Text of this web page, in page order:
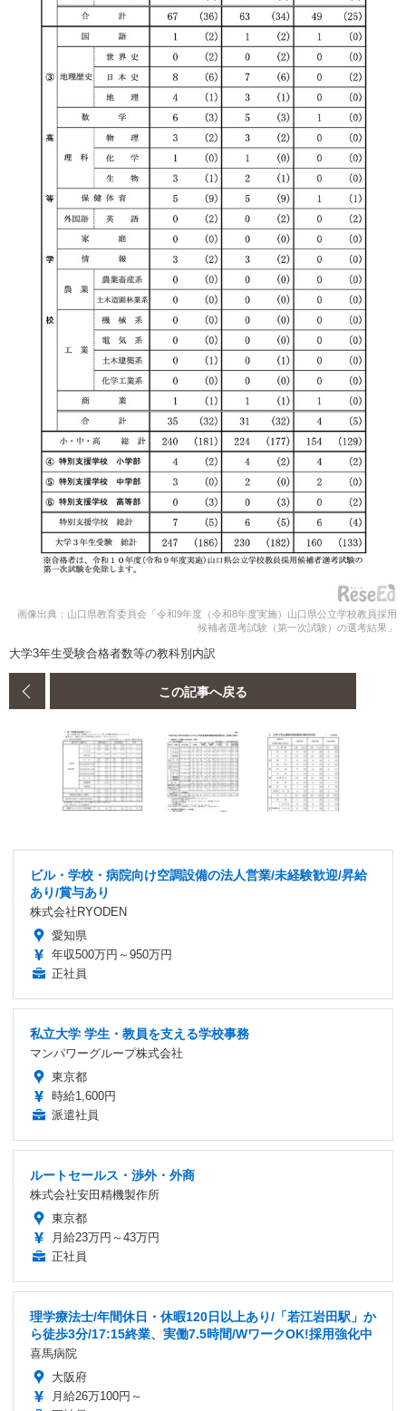
画像出典：山口県教育委員会「令和9年度（令和8年度実施）山口県公立学校教員採用
候補者選考試験（第一次試験）の選考結果」
大学3年生受験合格者数等の教科別内訳
この記事へ戻る
ビル・学校・病院向け空調設備の法人営業/未経験歓迎/昇給
あり/賞与あり
株式会社RYODEN
愛知県
年収500万円～950万円
正社員
私立大学 学生・教員を支える学校事務
マンパワーグループ株式会社
東京都
時給1,600円
派遣社員
ルートセールス・渉外・外商
株式会社安田精機製作所
東京都
月給23万円～43万円
正社員
理学療法士/年間休日・休暇120日以上あり/「若江岩田駅」か
ら徒歩3分/17:15終業、実働7.5時間/WワークOK!採用強化中
喜馬病院
大阪府
月給26万100円～